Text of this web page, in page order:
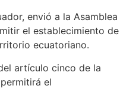
envió a la Asamblea
el establecimiento de
ecuatoriano.
artículo cinco de la
el